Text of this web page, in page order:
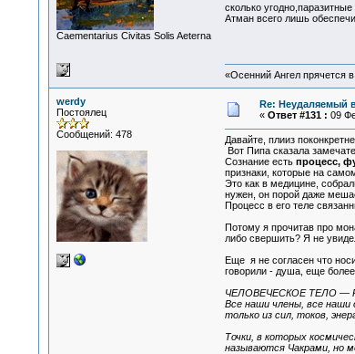
Сaementarius Civitas Solis Aeterna
сколько
Атман всего лишь
«Осенний Ангел прячется
werdy
Постоялец
Сообщений: 478
Re: Неудаляемый
« Ответ #131 : 09
Давайте, плииз
Вот Пипа сказала
Сознание есть процесс,
признаки, которые на
Это как в медицине,
нужен, он порой даже
Процесс в его теле
Потому я прочитав про
либо свершить? Я не
Еще я не согласен что
говорили - душа, еще
ЧЕЛОВЕЧЕСКОЕ ТЕЛО —
Все наши члены, все наши
только из сил, токов,
Точки, в которых
называются Чакрами, но